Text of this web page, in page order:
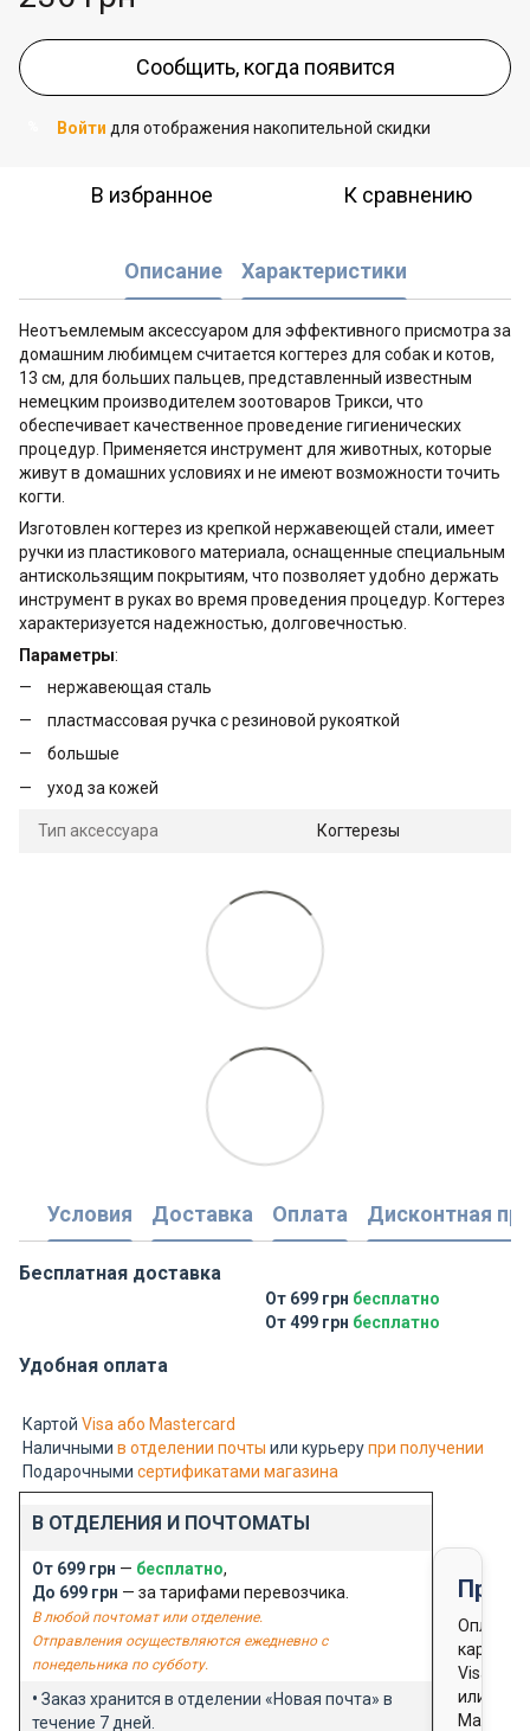
Сообщить, когда появится
Войти для отображения накопительной скидки
В избранное К сравнению
Описание Характеристики
Неотъемлемым аксессуаром для эффективного присмотра за
домашним любимцем считается когтерез для собак и котов,
13 см, для больших пальцев, представленный известным
немецким производителем зоотоваров Трикси, что
обеспечивает качественное проведение гигиенических
процедур. Применяется инструмент для животных, которые
живут в домашних условиях и не имеют возможности точить
когти.
Изготовлен когтерез из крепкой нержавеющей стали, имеет
ручки из пластикового материала, оснащенные специальным
антискользящим покрытиям, что позволяет удобно держать
инструмент в руках во время проведения процедур. Когтерез
характеризуется надежностью, долговечностью.
Параметры:
нержавеющая сталь
пластмассовая ручка с резиновой рукояткой
большые
уход за кожей
Тип аксессуара Когтерезы
Условия Доставка Оплата Дисконтная
Бесплатная доставка
От 699 грн бесплатно
От 499 грн бесплатно
Удобная оплата
Картой Visa або Mastercard
Наличными в отделении почты или курьерупри получении
Подарочными сертификатами магазина
В ОТДЕЛЕНИЯ И ПОЧТОМАТЫ
От 699 грн — бесплатно,
До 699 грн — за тарифами перевозчика.
В любой почтомат или отделение.
Отправления осуществляются ежедневно с
понедельника по субботу.
• Заказ хранится в отделении «Новая почта» в
течение 7 дней.
Оплата
картой
Visa
или